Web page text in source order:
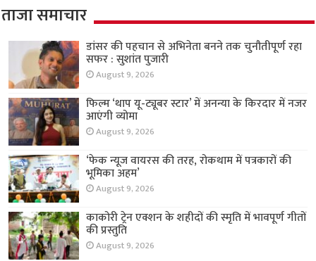
ताजा समाचार
डांसर की पहचान से अभिनेता बनने तक चुनौतीपूर्ण रहा
सफर : सुशांत पुजारी
August 9, 2026
फिल्म ‘थाप यू-ट्यूबर स्टार’ में अनन्या के किरदार में नजर
आएंगी व्योमा
August 9, 2026
‘फेक न्यूज वायरस की तरह, रोकथाम में पत्रकारों की
भूमिका अहम’
August 9, 2026
काकोरी ट्रेन एक्शन के शहीदों की स्मृति में भावपूर्ण गीतों
की प्रस्तुति
August 9, 2026